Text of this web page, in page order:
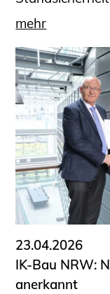
mehr
23.04.2026
IK-Bau NRW:
anerkannt